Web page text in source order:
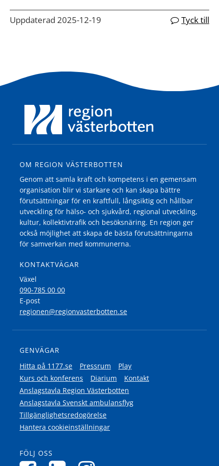
Uppdaterad 2025-12-19 Tyck till
OM REGION VÄSTERBOTTEN
Genom att samla kraft och kompetens i en gemensam
organisation blir vi starkare och kan skapa bättre
förutsättningar för en kraftfull, långsiktig och hållbar
utveckling för hälso- och sjukvård, regional utveckling,
kultur, kollektivtrafik och besöksnäring. En region ger
också möjlighet att skapa de bästa förutsättningarna
för samverkan med kommunerna.
KONTAKTVÄGAR
Växel
090-785 00 00
E-post
regionen@regionvasterbotten.se
GENVÄGAR
Hitta på 1177.se
Pressrum
Play
Kurs och konferens
Diarium
Kontakt
Anslagstavla Region Västerbotten
Anslagstavla Svenskt ambulansflyg
Tillgänglighetsredogörelse
Hantera cookieinställningar
FÖLJ OSS